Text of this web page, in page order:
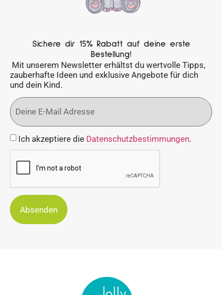
Sichere dir 15% Rabatt auf deine erste
Bestellung!
Mit unserem Newsletter erhältst du wertvolle Tipps,
zauberhafte Ideen und exklusive Angebote für dich
und dein Kind.
Ich akzeptiere die Datenschutzbestimmungen.
Absenden